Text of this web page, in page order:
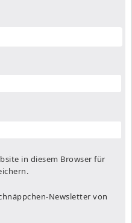
in diesem Browser für
Newsletter von